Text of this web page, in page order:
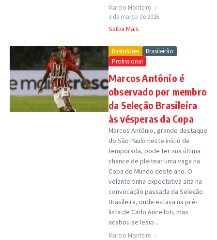
Marcio Monteiro
3 de março de 2026
Saiba Mais
Bastidores
Brasileirão
Profissional
Marcos Antônio é
observado por membro
da Seleção Brasileira
às vésperas da Copa
Marcos Antônio, grande destaque
do São Paulo neste início de
temporada, pode ter sua última
chance de pleitear uma vaga na
Copa do Mundo deste ano. O
volante tinha expectativa alta na
convocação passada da Seleção
Brasileira, onde estava na pré-
lista de Carlo Ancelloti, mas
acabou se lesio...
Marcio Monteiro